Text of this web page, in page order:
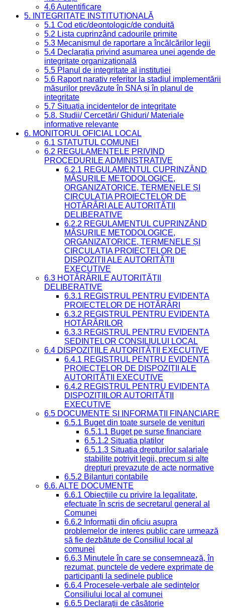
4.6 Autentificare
5. INTEGRITATE INSTITUȚIONALĂ
5.1 Cod etic/deontologic/de conduită
5.2 Lista cuprinzând cadourile primite
5.3 Mecanismul de raportare a încălcărilor legii
5.4 Declarația privind asumarea unei agende de
integritate organizațională
5.5 Planul de integritate al instituției
5.6 Raport narativ referitor la stadiul implementării
măsurilor prevăzute în SNA și în planul de
integritate
5.7 Situația incidentelor de integritate
5.8. Studii/ Cercetări/ Ghiduri/ Materiale
informative relevante
6. MONITORUL OFICIAL LOCAL
6.1 STATUTUL COMUNEI
6.2 REGULAMENTELE PRIVIND
PROCEDURILE ADMINISTRATIVE
6.2.1 REGULAMENTUL CUPRINZÂND
MĂSURILE METODOLOGICE,
ORGANIZATORICE, TERMENELE ȘI
CIRCULAȚIA PROIECTELOR DE
HOTĂRÂRI ALE AUTORITĂȚII
DELIBERATIVE
6.2.2 REGULAMENTUL CUPRINZÂND
MĂSURILE METODOLOGICE,
ORGANIZATORICE, TERMENELE ȘI
CIRCULAȚIA PROIECTELOR DE
DISPOZIȚII ALE AUTORITĂȚII
EXECUTIVE
6.3 HOTĂRÂRILE AUTORITĂȚII
DELIBERATIVE
6.3.1 REGISTRUL PENTRU EVIDENȚA
PROIECTELOR DE HOTĂRÂRI
6.3.2 REGISTRUL PENTRU EVIDENȚA
HOTĂRÂRILOR
6.3.3 REGISTRUL PENTRU EVIDENȚA
ȘEDINȚELOR CONSILIULUI LOCAL
6.4 DISPOZIȚIILE AUTORITĂȚII EXECUTIVE
6.4.1 REGISTRUL PENTRU EVIDENȚA
PROIECTELOR DE DISPOZIȚII ALE
AUTORITĂȚII EXECUTIVE
6.4.2 REGISTRUL PENTRU EVIDENȚA
DISPOZIȚIILOR AUTORITĂȚII
EXECUTIVE
6.5 DOCUMENTE ȘI INFORMAȚII FINANCIARE
6.5.1 Buget din toate sursele de venituri
6.5.1.1 Buget pe surse financiare
6.5.1.2 Situatia platilor
6.5.1.3 Situatia drepturilor salariale
stabilite potrivit legii, precum si alte
drepturi prevazute de acte normative
6.5.2 Bilanturi contabile
6.6. ALTE DOCUMENTE
6.6.1 Obiecțiile cu privire la legalitate,
efectuate în scris de secretarul general al
Comunei
6.6.2 Informații din oficiu asupra
problemelor de interes public care urmează
să fie dezbătute de Consiliul local al
comunei
6.6.3 Minutele în care se consemnează, în
rezumat, punctele de vedere exprimate de
participanți la ședinele publice
6.6.4 Procesele-verbale ale ședințelor
Consiliului local al comunei
6.6.5 Declarații de căsătorie